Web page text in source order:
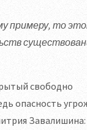
примеру, то
свободно
опасность